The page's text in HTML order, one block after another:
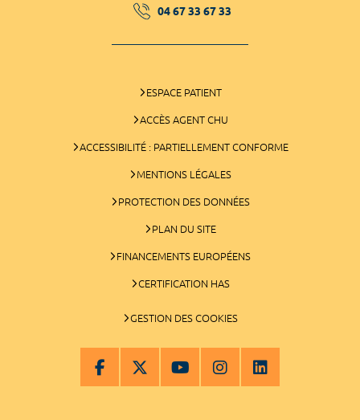
04 67 33 67 33
ESPACE PATIENT
ACCÈS AGENT CHU
ACCESSIBILITÉ : PARTIELLEMENT CONFORME
MENTIONS LÉGALES
PROTECTION DES DONNÉES
PLAN DU SITE
FINANCEMENTS EUROPÉENS
CERTIFICATION HAS
GESTION DES COOKIES